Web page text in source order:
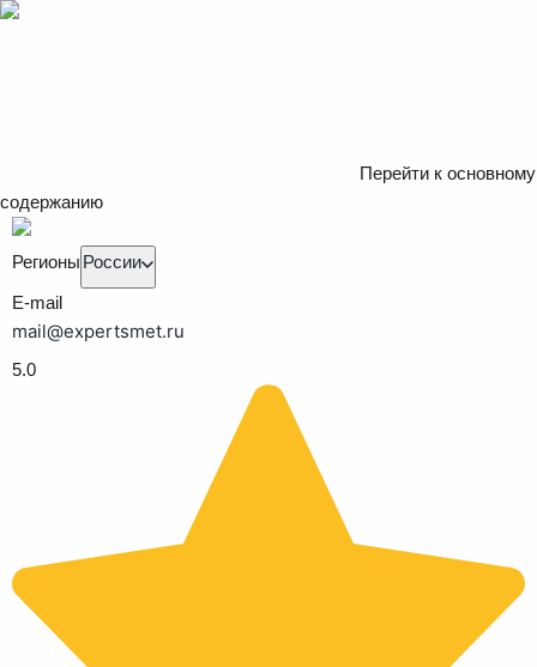
Перейти к основному
содержанию
Регионы России
E-mail
mail@expertsmet.ru
5.0